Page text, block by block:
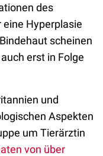
des
Hyperplasie
scheinen
erst in Folge
und
Aspekten
um Tierärztin
von über